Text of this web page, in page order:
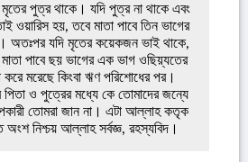
মৃতের পুত্র থাকে। যদি পুত্র না থাকে এবং
ওয়ারিস হয়, তবে মাতা পাবে তিন ভাগের
অতঃপর যদি মৃতের কয়েকজন ভাই থাকে,
পাবে ছয় ভাগের এক ভাগ ওছিয়্যতের
করে মরেছে কিংবা ঋণ পরিশোধের পর।
পিতা ও পুত্রের মধ্যে কে তোমাদের জন্যে
তোমরা জান না। এটা আল্লাহ কতৃক
অংশ নিশ্চয় আল্লাহ সর্বজ্ঞ, রহস্যবিদ।